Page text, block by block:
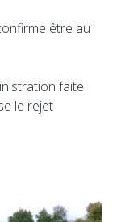
être au
faite
le rejet